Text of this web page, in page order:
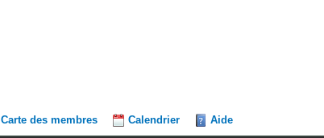
Carte des membres Calendrier Aide